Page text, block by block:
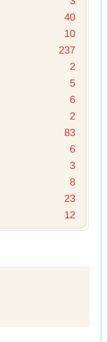
40
10
237
2
5
6
2
83
6
3
8
23
12